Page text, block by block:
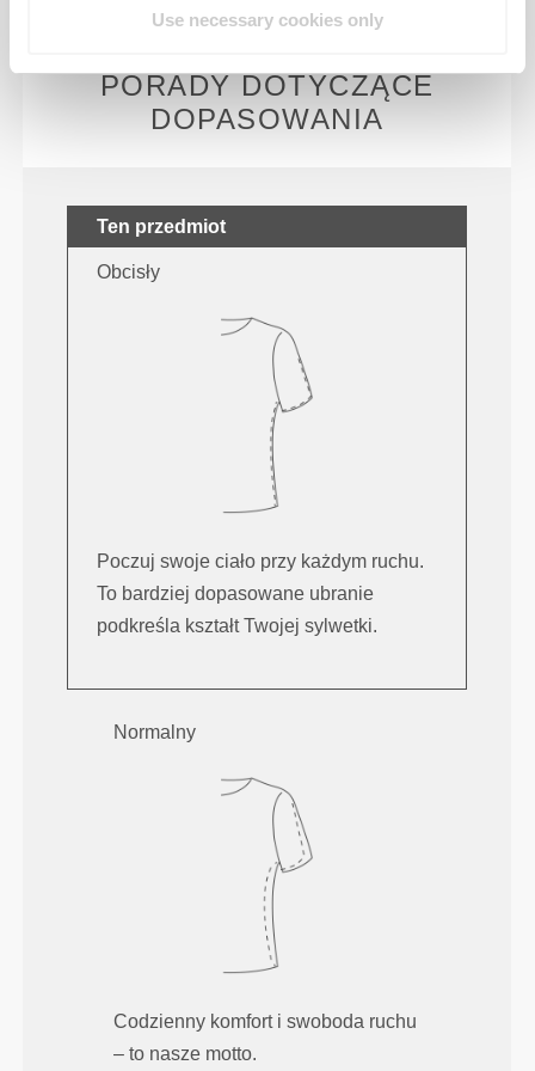
Use necessary cookies only
PORADY DOTYCZĄCE
DOPASOWANIA
Ten przedmiot
Obcisły
Poczuj swoje ciało przy każdym ruchu.
To bardziej dopasowane ubranie
podkreśla kształt Twojej sylwetki.
Normalny
Codzienny komfort i swoboda ruchu
– to nasze motto.